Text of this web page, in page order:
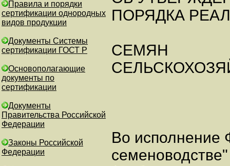
Правила и порядки
сертификации однородных
видов продукции
Документы Системы
сертификации ГОСТ Р
Основополагающие
документы по
сертификации
Документы
Правительства Российской
Федерации
Законы Российской
Федерации
ПОРЯДКА
СЕМЯН
Во исполнение